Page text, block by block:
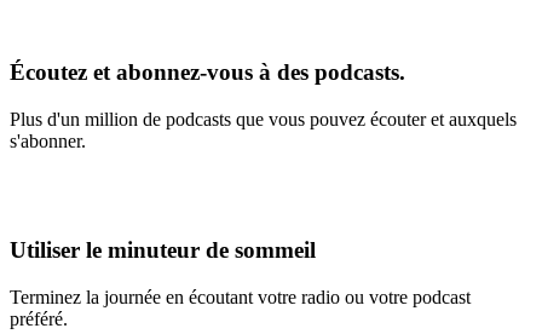
Écoutez et abonnez-vous à des podcasts.
Plus d'un million de podcasts que vous pouvez écouter et auxquels
s'abonner.
Utiliser le minuteur de sommeil
Terminez la journée en écoutant votre radio ou votre podcast
préféré.